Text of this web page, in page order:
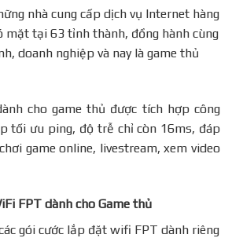
nhà cung cấp dịch vụ Internet hàng
mặt tại 63 tỉnh thành, đồng hành cùng
doanh nghiệp và nay là game thủ
cho game thủ được tích hợp công
tối ưu ping, độ trễ chỉ còn 16ms, đáp
game online, livestream, xem video
FPT dành cho Game thủ
gói cước lắp đặt wifi FPT dành riêng